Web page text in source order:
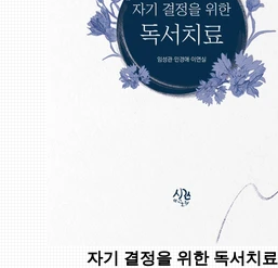
자기 결정을 위한 독서치료